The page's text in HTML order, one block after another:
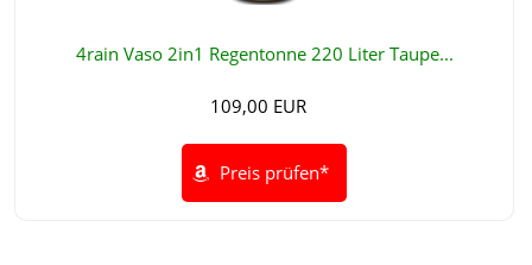
4rain Vaso 2in1 Regentonne 220 Liter Taupe...
109,00 EUR
Preis prüfen*